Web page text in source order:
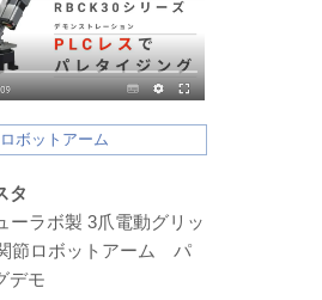
ロボットアーム
タ
ーラボ製 3爪電動グリッ
節ロボットアーム パ
デモ